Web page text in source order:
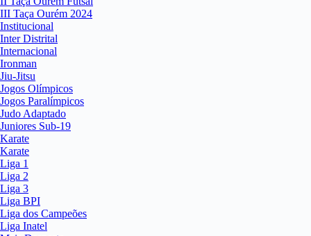
III Taça Ourém 2024
Institucional
Inter Distrital
Internacional
Ironman
Jiu-Jitsu
Jogos Olímpicos
Jogos Paralímpicos
Judo Adaptado
Juniores Sub-19
Karate
Karate
Liga 1
Liga 2
Liga 3
Liga BPI
Liga dos Campeões
Liga Inatel